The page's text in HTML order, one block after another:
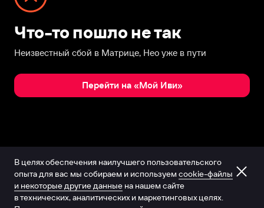
Что-то пошло не так
Неизвестный сбой в Матрице, Нео уже в пути
Перейти на «Мой Иви»
В целях обеспечения наилучшего пользовательского
опыта для вас мы собираем и используем cookie-файлы
и некоторые другие данные на нашем сайте
в технических, аналитических и маркетинговых целях.